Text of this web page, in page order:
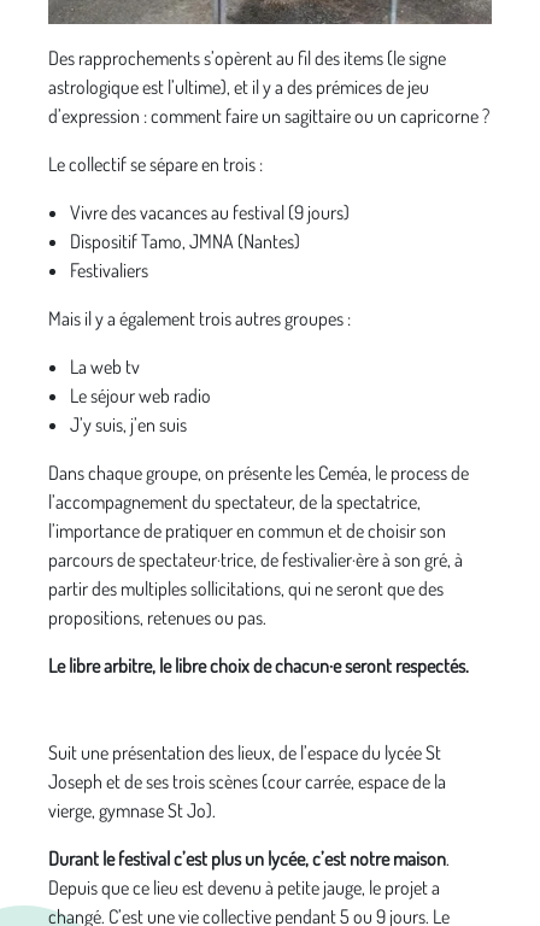
Des rapprochements s’opèrent au fil des items (le signe
astrologique est l’ultime), et il y a des prémices de jeu
d’expression : comment faire un sagittaire ou un capricorne ?
Le collectif se sépare en trois :
Vivre des vacances au festival (9 jours)
Dispositif Tamo, JMNA (Nantes)
Festivaliers
Mais il y a également trois autres groupes :
La web tv
Le séjour web radio
J’y suis, j’en suis
Dans chaque groupe, on présente les Ceméa, le process de
l’accompagnement du spectateur, de la spectatrice,
l’importance de pratiquer en commun et de choisir son
parcours de spectateur·trice, de festivalier·ère à son gré, à
partir des multiples sollicitations, qui ne seront que des
propositions, retenues ou pas.
Le libre arbitre, le libre choix de chacun·e seront respectés.
Suit une présentation des lieux, de l’espace du lycée St
Joseph et de ses trois scènes (cour carrée, espace de la
vierge, gymnase St Jo).
Durant le festival c’est plus un lycée, c’est notre maison.
Depuis que ce lieu est devenu à petite jauge, le projet a
changé. C’est une vie collective pendant 5 ou 9 jours. Le